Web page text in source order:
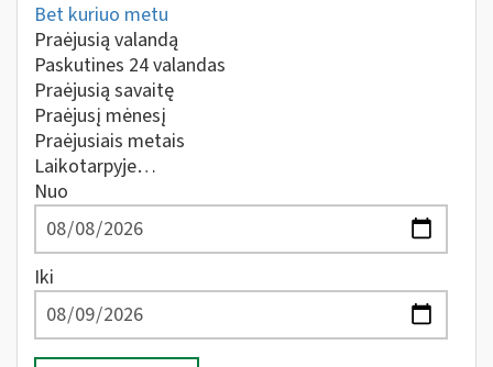
Bet kuriuo metu
Praėjusią valandą
Paskutines 24 valandas
Praėjusią savaitę
Praėjusį mėnesį
Praėjusiais metais
Laikotarpyje…
Nuo
Iki